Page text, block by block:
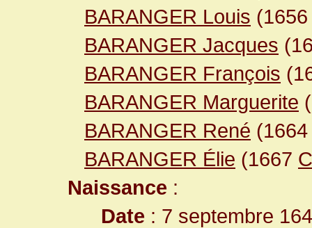
BARANGER Louis
BARANGER Jacques
BARANGER François
BARANGER Marguerite
BARANGER René
BARANGER Élie (1667
Naissance :
Date : 7 septembre